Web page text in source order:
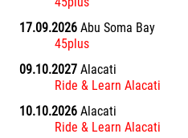
17.09.2026 Abu Soma Bay
45plus
09.10.2027 Alacati
Ride & Learn Alacati
10.10.2026 Alacati
Ride & Learn Alacati